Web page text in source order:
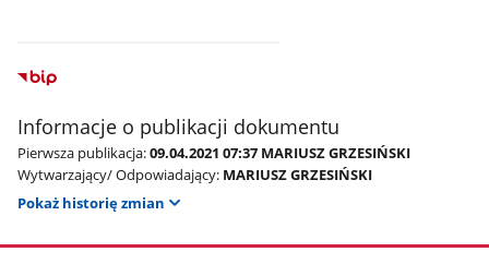
Informacje o publikacji dokumentu
Pierwsza publikacja:09.04.2021 07:37 MARIUSZ GRZESIŃSKI
Wytwarzający/ Odpowiadający: MARIUSZ GRZESIŃSKI
Pokaż historię zmian